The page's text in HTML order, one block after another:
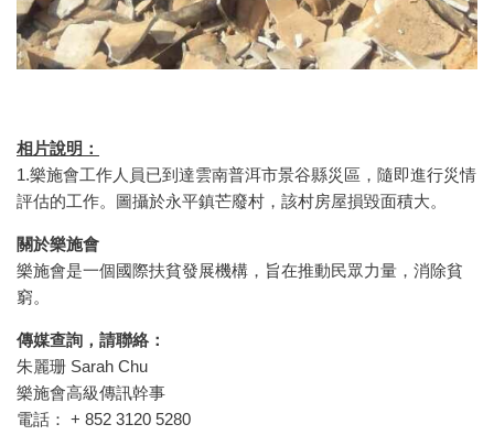
相片說明：
1.樂施會工作人員已到達雲南普洱市景谷縣災區，隨即進行災情
評估的工作。圖攝於永平鎮芒廢村，該村房屋損毀面積大。
關於樂施會
樂施會是一個國際扶貧發展機構，旨在推動民眾力量，消除貧
窮。
傳媒查詢，請聯絡：
朱麗珊 Sarah Chu
樂施會高級傳訊幹事
電話： + 852 3120 5280